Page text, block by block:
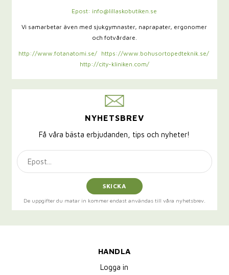
Epost: info@lillaskobutiken.se
Vi samarbetar även med sjukgymnaster, naprapater, ergonomer
och fotvårdare.
http://www.fotanatomi.se/
https://www.bohusortopedteknik.se/
http://city-kliniken.com/
NYHETSBREV
Få våra bästa erbjudanden, tips och nyheter!
SKICKA
De uppgifter du matar in kommer endast användas till våra nyhetsbrev.
HANDLA
Logga in